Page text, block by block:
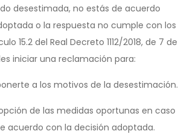
desestimada, no estás de acuerdo
o la respuesta no cumple con los
15.2 del Real Decreto 1112/2018, de 7 de
iniciar una reclamación para:
a los motivos de la desestimación.
de las medidas oportunas en caso
acuerdo con la decisión adoptada.